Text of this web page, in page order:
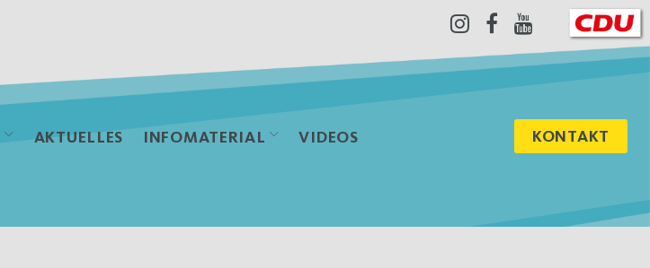
Instagram
Facebook
Youtube
AKTUELLES INFOMATERIAL VIDEOS KONTAKT